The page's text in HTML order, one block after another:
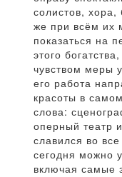
солистов, хора,
же при всём их
показаться на
этого
чувством меры
его работа
красоты в
слова:
оперный театр
славился во
сегодня можно
включая самые